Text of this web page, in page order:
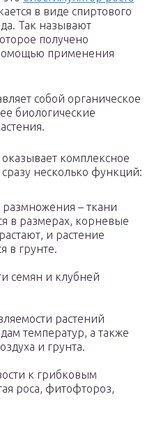
в виде спиртового
Так называют
получено
применения
собой органическое
биологические
оказывает комплексное
несколько функций:
размножения – ткани
в размерах, корневые
и растение
в грунте.
семян и клубней
растений
температур, а также
и грунта.
к грибковым
роса, фитофтороз,